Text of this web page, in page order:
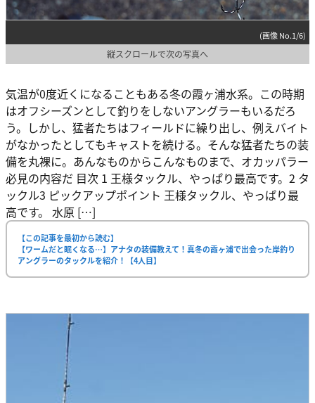
(画像 No.1/6)
縦スクロールで次の写真へ
気温が0度近くになることもある冬の霞ヶ浦水系。この時期
はオフシーズンとして釣りをしないアングラーもいるだろ
う。しかし、猛者たちはフィールドに繰り出し、例えバイト
がなかったとしてもキャストを続ける。そんな猛者たちの装
備を丸裸に。あんなものからこんなものまで、オカッパラー
必見の内容だ 目次 1 王様タックル、やっぱり最高です。2 タ
ックル3 ピックアップポイント 王様タックル、やっぱり最
高です。 水原 […]
【この記事を最初から読む】
【ワームだと眠くなる…】アナタの装備教えて！真冬の霞ヶ浦で出会った岸釣り
アングラーのタックルを紹介！【4人目】